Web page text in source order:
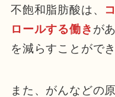
不飽和脂肪酸は、
ロールする働き が
を減らすことができ
また、がんなどの